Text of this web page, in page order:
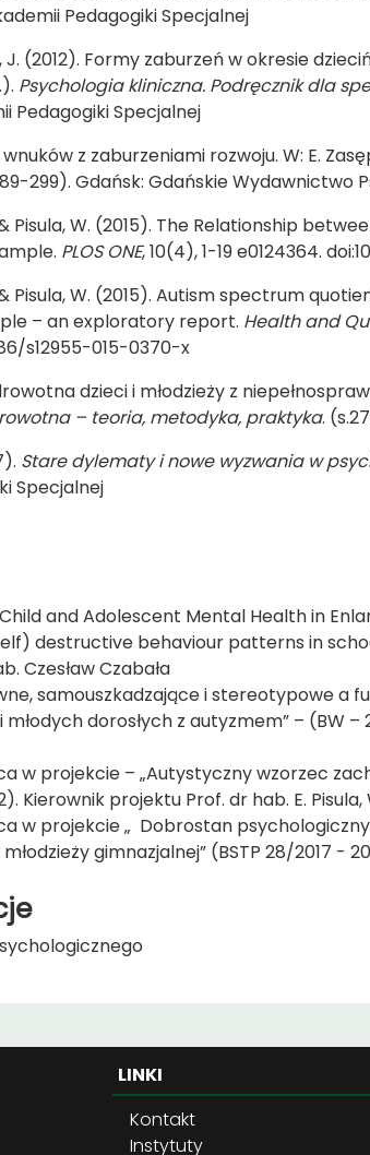
Pedagogiki Specjalnej
J. (2012). Formy zaburzeń w okresie
Psychologia kliniczna. Podręcznik dla
Pedagogiki Specjalnej
z zaburzeniami rozwoju. W: E.
299). Gdańsk: Gdańskie Wydawnictwo
& Pisula, W. (2015). The Relationship
PLOS ONE, 10(4), 1-19 e0124364.
& Pisula, W. (2015). Autism spectrum
– an exploratory report. Health and
s12955-015-0370-x
dzieci i młodzieży z
– teoria, metodyka, praktyka.
Stare dylematy i nowe wyzwania w
Specjalnej
and Adolescent Mental Health in
destructive behaviour patterns in
Czesław Czabała
samouszkadzające i stereotypowe a
dorosłych z autyzmem” – (BW –
w projekcie – „Autystyczny wzorzec
Kierownik projektu Prof. dr hab. E. Pisula,
w projekcie „ Dobrostan
gimnazjalnej” (BSTP 28/2017 -
LINKI
Kontakt
Instytuty